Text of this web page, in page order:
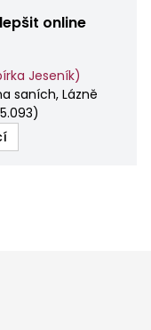
online
Jeseník)
saních, Lázně
)